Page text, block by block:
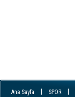
Ana Sayfa SPOR